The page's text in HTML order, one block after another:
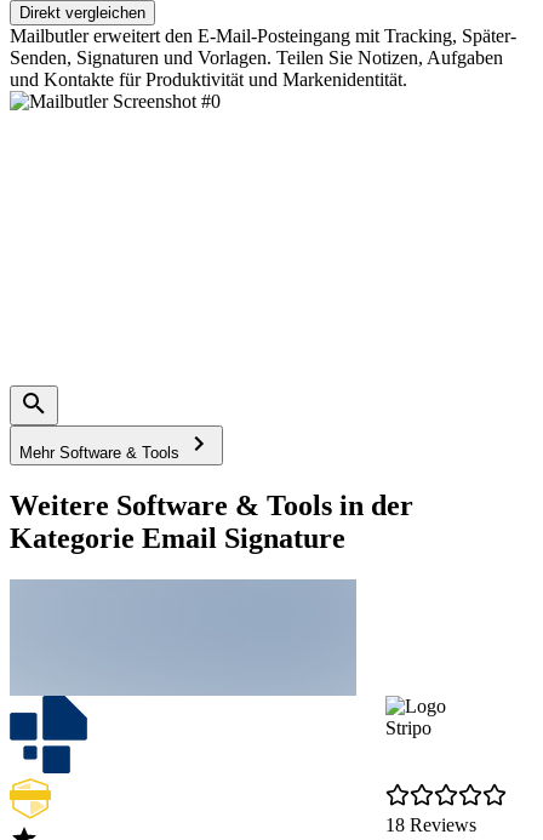
Direkt vergleichen
Mailbutler erweitert den E-Mail-Posteingang mit Tracking, Später-
Senden, Signaturen und Vorlagen. Teilen Sie Notizen, Aufgaben
und Kontakte für Produktivität und Markenidentität.
Mehr Software & Tools
Weitere Software & Tools in der
Kategorie Email Signature
Stripo
18 Reviews